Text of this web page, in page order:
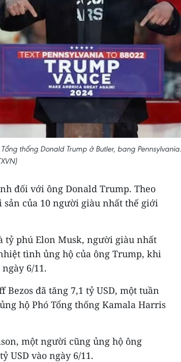
thống Donald Trump ở Butler, bang Pennsylvania.
đối với ông Donald Trump. Theo
của 10 người giàu nhất thế giới
phú Elon Musk, người giàu nhất
tình ủng hộ của ông Trump, khi
6/11.
Bezos đã tăng 7,1 tỷ USD, một tuần
hộ Phó Tổng thống Kamala Harris
một người cũng ủng hộ ông
USD vào ngày 6/11.